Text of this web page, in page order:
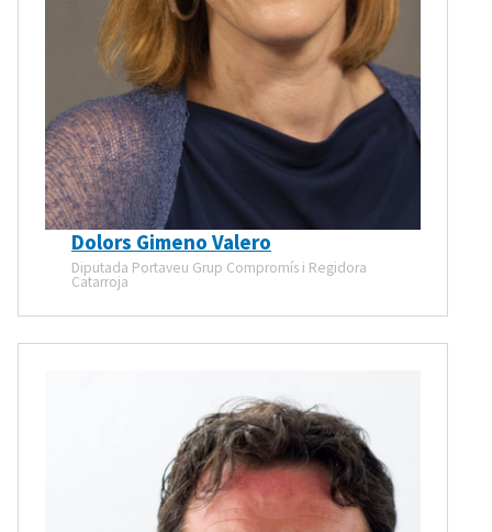
Dolors Gimeno Valero
Diputada Portaveu Grup Compromís i Regidora
Catarroja